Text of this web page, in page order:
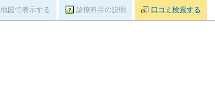
地図で表示する 診療科目の説明 口コミ検索する